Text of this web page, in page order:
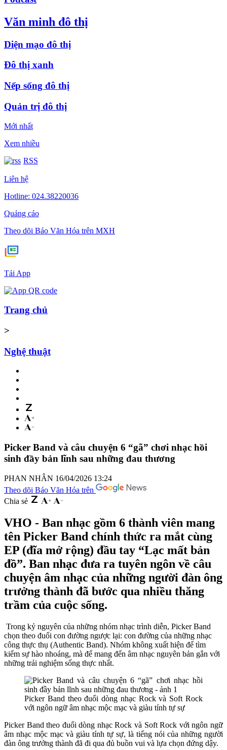
Văn minh đô thị
Diện mạo đô thị
Đô thị xanh
Nếp sống đô thị
Quản trị đô thị
Mới nhất
Xem nhiều
RSS
Liên hệ
Hotline: 024.38220036
Quảng cáo
Theo dõi Báo Văn Hóa trên MXH
Tải App
Trang chủ
>
Nghệ thuật
Picker Band và câu chuyện 6 “gã” chơi nhạc hồi
sinh đầy bản lĩnh sau những đau thương
PHAN NHÂN 16/04/2026 13:24
Theo dõi Báo Văn Hóa trên
Chia sẻ
VHO - Ban nhạc gồm 6 thành viên mang
tên Picker Band chính thức ra mắt cùng
EP (đĩa mở rộng) đầu tay “Lạc mất bản
đồ”. Ban nhạc đưa ra tuyên ngôn về câu
chuyện âm nhạc của những người đàn ông
trưởng thành đã bước qua nhiều thăng
trầm của cuộc sống.
Trong kỷ nguyên của những nhóm nhạc trình diễn, Picker Band
chọn theo đuổi con đường ngược lại: con đường của những nhạc
công thực thụ (Authentic Band). Nhóm không xuất hiện để tìm
kiếm sự hào nhoáng, mà để mang đến âm nhạc nguyên bản gắn với
những trải nghiệm sống thực nhất.
Picker Band theo đuổi dòng nhạc Rock và Soft Rock
với ngôn ngữ âm nhạc mộc mạc và giàu tính tự sự
Picker Band theo đuổi dòng nhạc Rock và Soft Rock với ngôn ngữ
âm nhạc mộc mạc và giàu tính tự sự, là tiếng nói của những người
đàn ông trưởng thành đã đi qua đủ buồn vui và lựa chọn đứng dậy.